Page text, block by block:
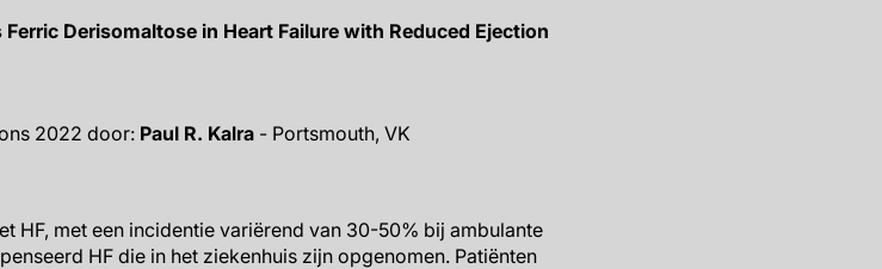
Derisomaltose in Heart Failure with Reduced Ejection
2022 door: Paul R. Kalra - Portsmouth, VK
HF, met een incidentie variërend van 30-50% bij ambulante
HF die in het ziekenhuis zijn opgenomen. Patiënten